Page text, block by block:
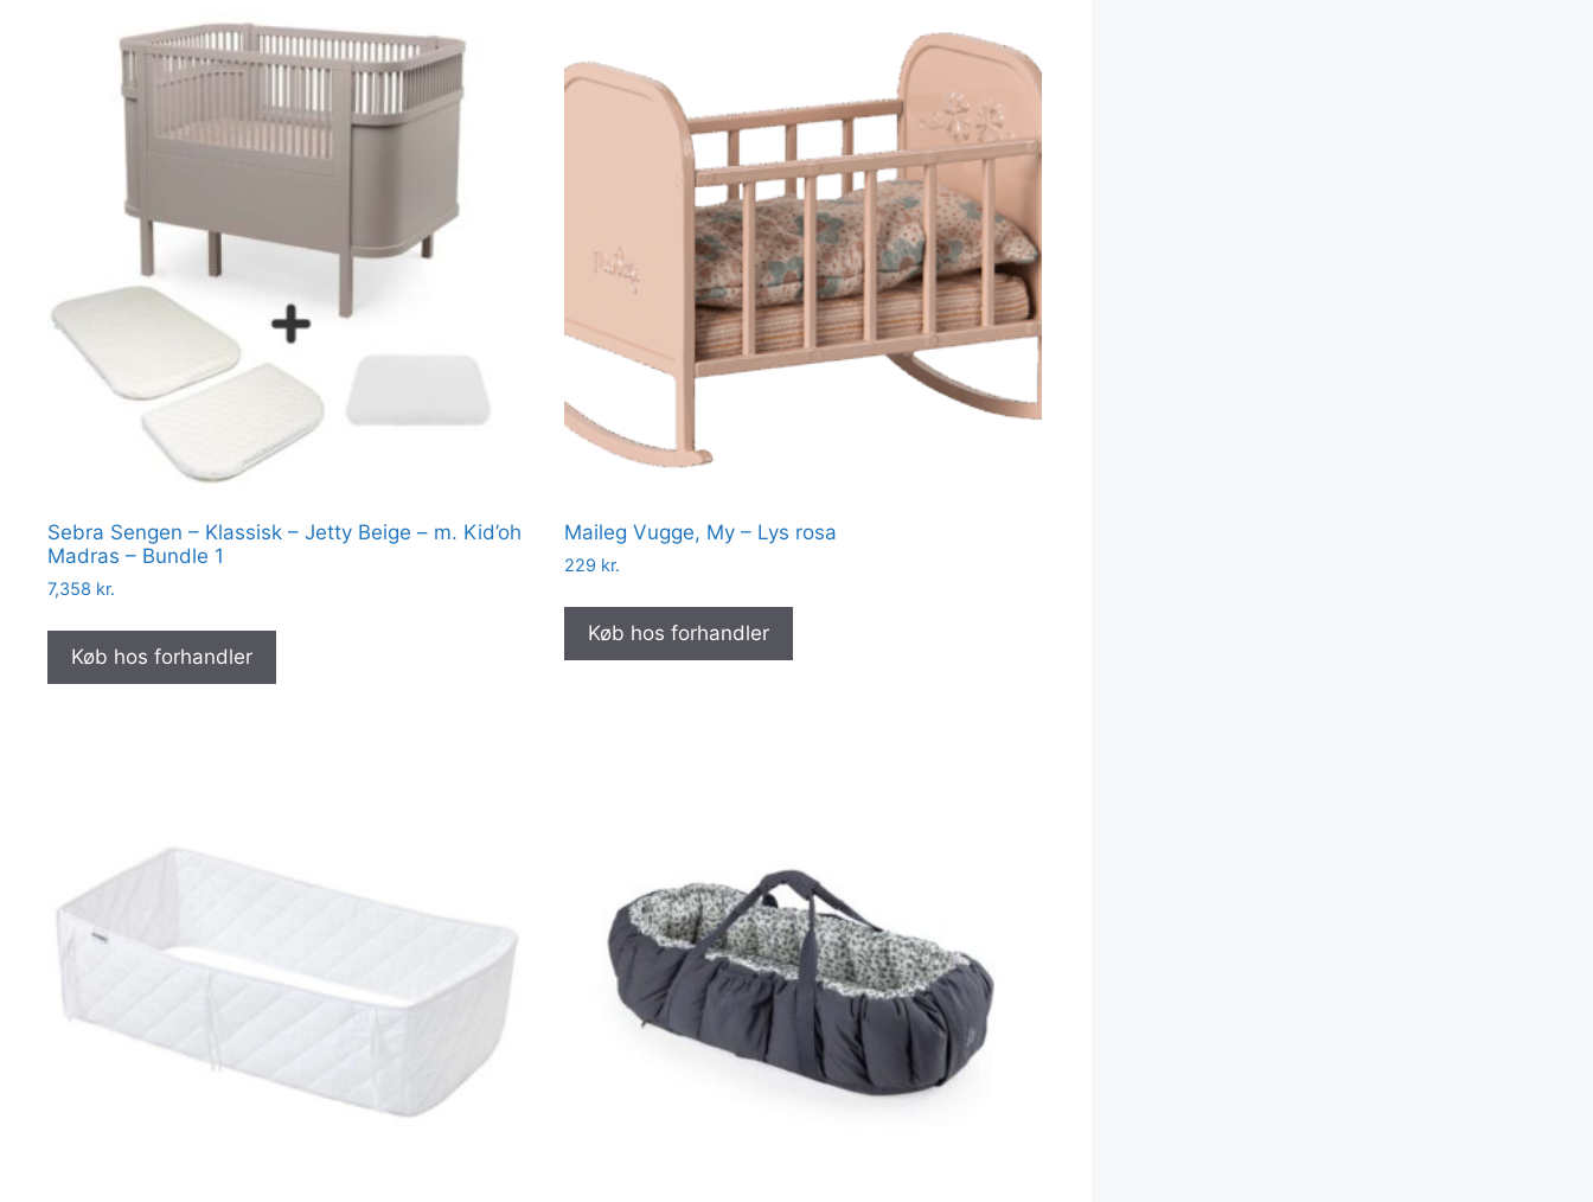
Sebra Sengen – Klassisk – Jetty Beige – m. Kid’oh
Madras – Bundle 1
7,358 kr.
Køb hos forhandler
Maileg Vugge, My – Lys rosa
229 kr.
Køb hos forhandler